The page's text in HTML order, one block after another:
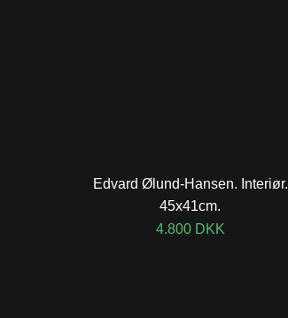
Edvard Ølund-Hansen. Interiør.
45x41cm.
4.800 DKK